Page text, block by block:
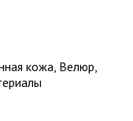
кожа, Велюр,